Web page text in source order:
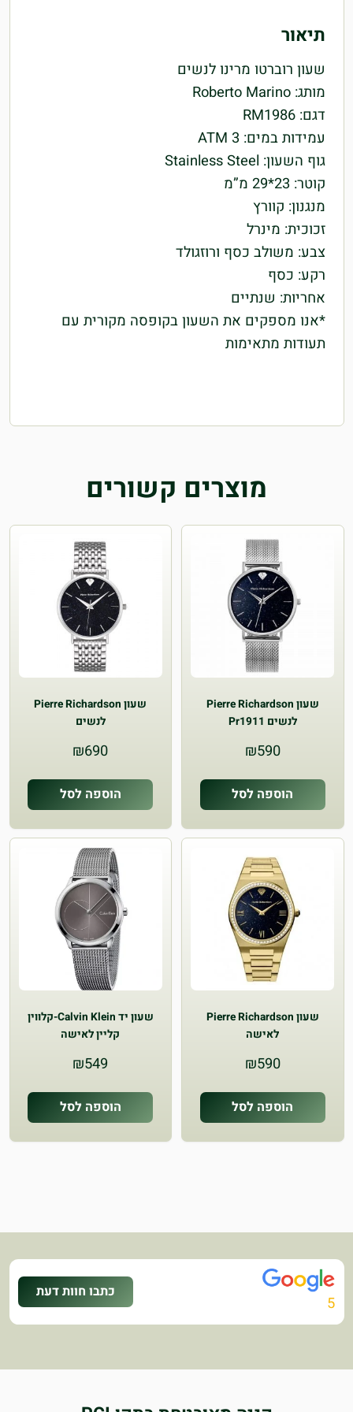
תיאור
שעון רוברטו מרינו לנשים
מותג: Roberto Marino
דגם: RM1986
עמידות במים: 3 ATM
גוף השעון: Stainless Steel
קוטר: 23*29 מ”מ
מנגנון: קוורץ
זכוכית: מינרל
צבע: משולב כסף ורוזגולד
רקע: כסף
אחריות: שנתיים
*אנו מספקים את השעון בקופסה מקורית עם
תעודות מתאימות
מוצרים קשורים
שעון Pierre Richardson
לנשים Pr1911
₪590
הוספה לסל
שעון Pierre Richardson
לנשים
₪690
הוספה לסל
שעון Pierre Richardson
לאישה
₪590
הוספה לסל
שעון יד Calvin Klein-קלווין
קליין לאישה
₪549
הוספה לסל
5
כתבו חוות דעת